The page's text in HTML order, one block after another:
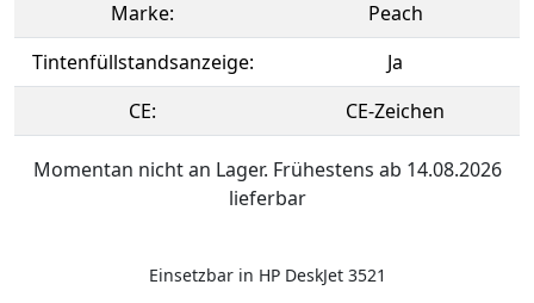
Marke:
Peach
Tintenfüllstandsanzeige:
Ja
CE:
CE-Zeichen
Momentan nicht an Lager. Frühestens ab 14.08.2026
lieferbar
Einsetzbar in HP DeskJet 3521